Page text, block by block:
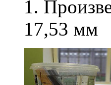
1.
17,53 мм